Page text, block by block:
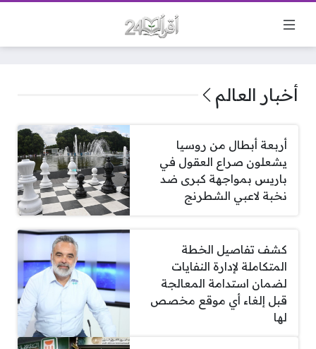
أخبار العالم
أربعة أبطال من روسيا
يشعلون صراع العقول في
باريس بمواجهة كبرى ضد
نخبة لاعبي الشطرنج
كشف تفاصيل الخطة
المتكاملة لإدارة النفايات
لضمان استدامة المعالجة
قبل إلغاء أي موقع مخصص
لها